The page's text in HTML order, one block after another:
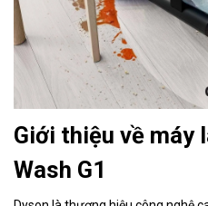
Giới thiệu về máy
Wash G1